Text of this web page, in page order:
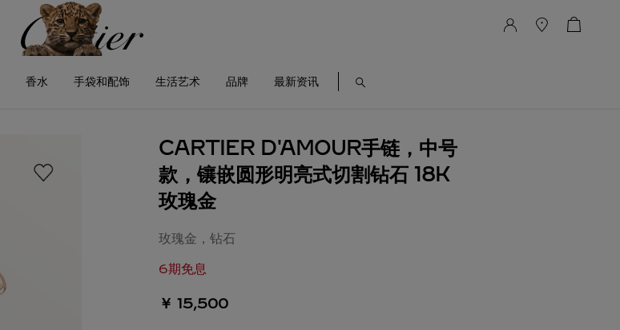
香水 手袋和配饰 生活艺术 品牌 最新资讯
CARTIER D'AMOUR手链，中号
款，镶嵌圆形明亮式切割钻石 18K
玫瑰金
玫瑰金，钻石
6期免息
￥ 15,500